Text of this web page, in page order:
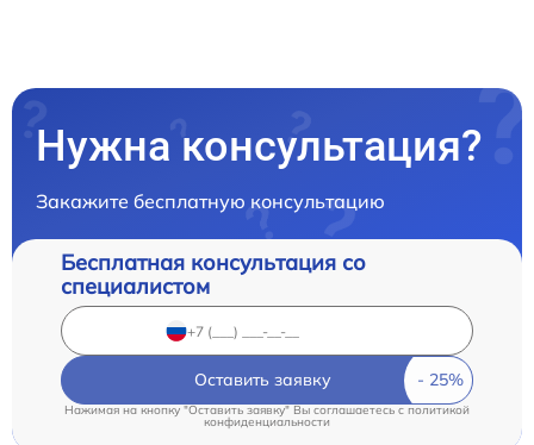
Нужна консультация?
Закажите бесплатную консультацию
Бесплатная консультация со
специалистом
Оставить заявку
Нажимая на кнопку "Оставить заявку" Вы соглашаетесь c политикой
конфиденциальности